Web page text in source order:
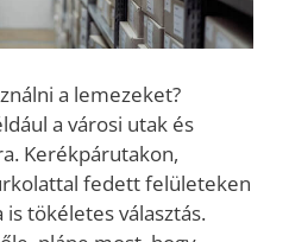
a lemezeket?
a városi utak és
Kerékpárutakon,
fedett felületeken
tökéletes választás.